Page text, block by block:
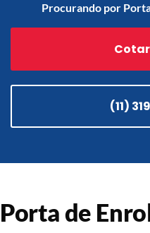
Procurando por
(11)
Porta de